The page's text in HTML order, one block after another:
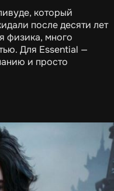
который
после десяти лет
физика, много
Для Essential —
и просто